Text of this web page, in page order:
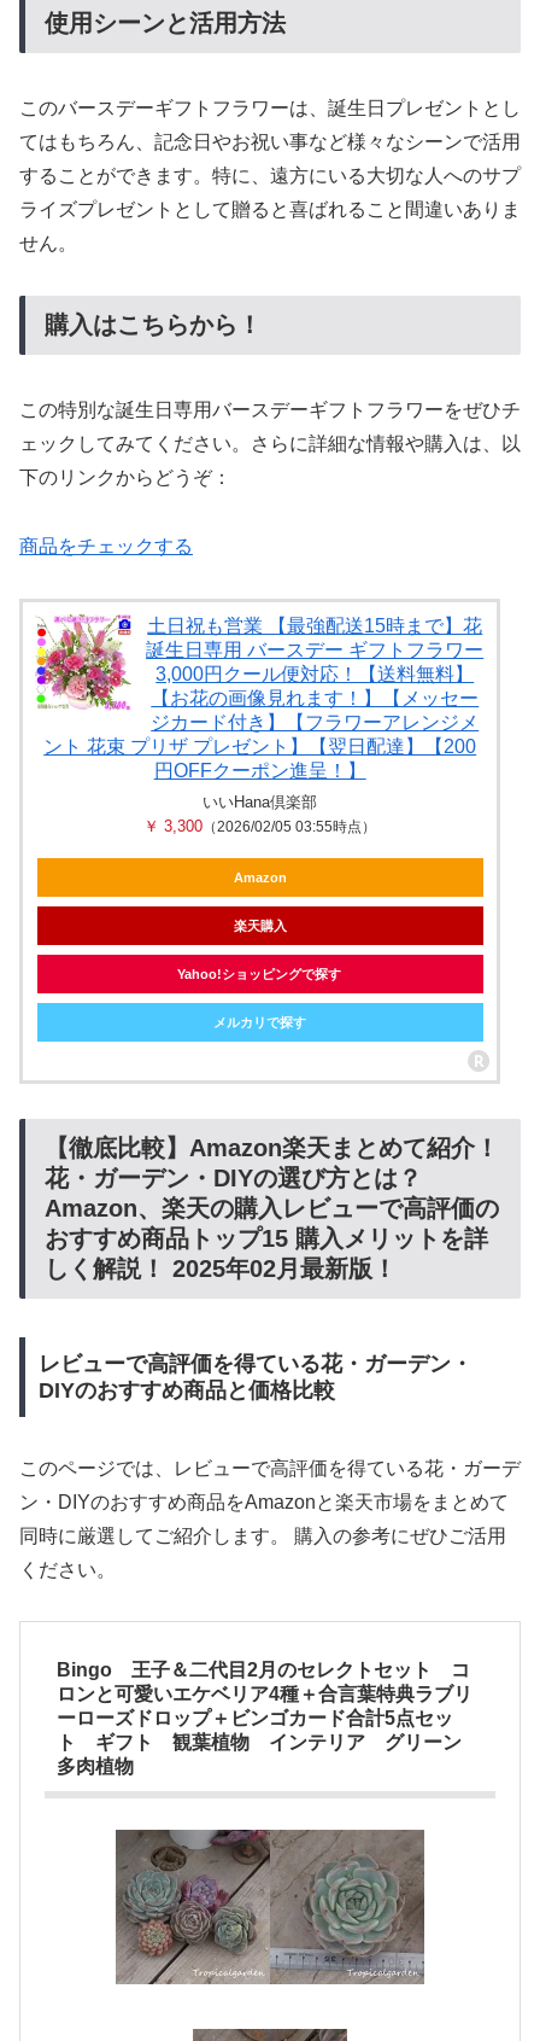
使用シーンと活用方法
このバースデーギフトフラワーは、誕生日プレゼントとし
てはもちろん、記念日やお祝い事など様々なシーンで活用
することができます。特に、遠方にいる大切な人へのサプ
ライズプレゼントとして贈ると喜ばれること間違いありま
せん。
購入はこちらから！
この特別な誕生日専用バースデーギフトフラワーをぜひチ
ェックしてみてください。さらに詳細な情報や購入は、以
下のリンクからどうぞ：
商品をチェックする
土日祝も営業 【最強配送15時まで】花
誕生日専用 バースデー ギフトフラワー
3,000円クール便対応！【送料無料】
【お花の画像見れます！】【メッセー
ジカード付き】【フラワーアレンジメ
ント 花束 プリザ プレゼント】【翌日配達】【200
円OFFクーポン進呈！】
いいHana倶楽部
￥ 3,300 （2026/02/05 03:55時点）
Amazon
楽天購入
Yahoo!ショッピングで探す
メルカリで探す
【徹底比較】Amazon楽天まとめて紹介！
花・ガーデン・DIYの選び方とは？
Amazon、楽天の購入レビューで高評価の
おすすめ商品トップ15 購入メリットを詳
しく解説！ 2025年02月最新版！
レビューで高評価を得ている花・ガーデン・
DIYのおすすめ商品と価格比較
このページでは、レビューで高評価を得ている花・ガーデ
ン・DIYのおすすめ商品をAmazonと楽天市場をまとめて
同時に厳選してご紹介します。 購入の参考にぜひご活用
ください。
Bingo 王子＆二代目2月のセレクトセット コ
ロンと可愛いエケベリア4種＋合言葉特典ラブリ
ーローズドロップ＋ビンゴカード合計5点セッ
ト ギフト 観葉植物 インテリア グリーン
多肉植物